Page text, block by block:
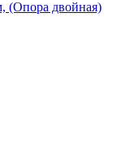
двойная)